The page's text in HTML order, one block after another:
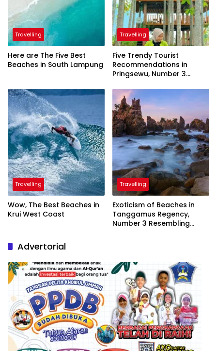
Travelling
Here are The Five Best
Beaches in South Lampung
Travelling
Five Trendy Tourist
Recommendations in
Pringsewu, Number 3
President
Travelling
Wow, The Best Beaches in
Krui West Coast
Travelling
Exoticism of Beaches in
Tanggamus Regency,
Number 3 Resembling
Advertorial